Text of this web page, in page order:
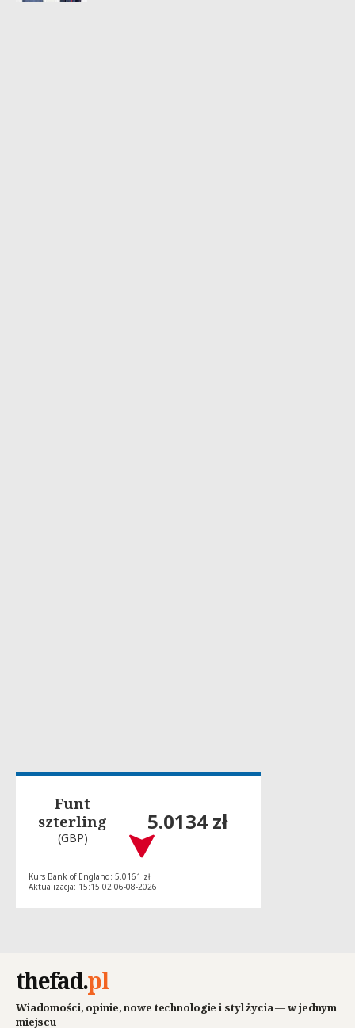
Funt
szterling
(GBP)
5.0134 zł
Kurs Bank of England: 5.0161 zł
Aktualizacja: 15:15:02 06-08-2026
thefad.pl
Wiadomości, opinie, nowe technologie i styl życia — w jednym
miejscu